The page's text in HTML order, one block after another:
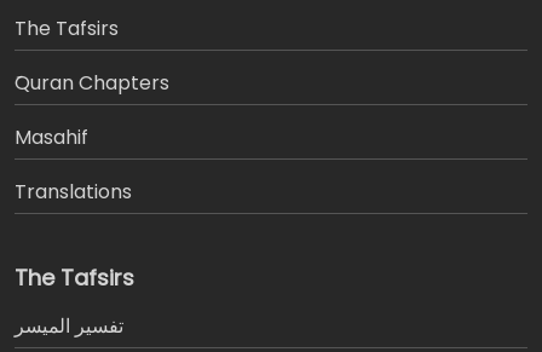
The Tafsirs
َQuran Chapters
Masahif
Translations
The Tafsirs
تفسير المیسر